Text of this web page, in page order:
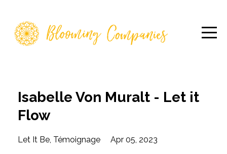
Isabelle Von Muralt - Let it
Flow
Let It Be Témoignage Apr 05, 2023